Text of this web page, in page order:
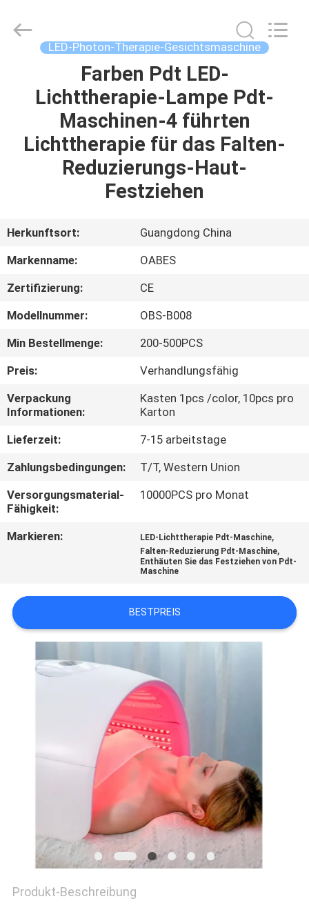
PRODUKTE
FABRIK-
AUSFLUG
QUALITÄTSKONTROLLE
TRETEN
SIE
MIT
UNS
IN
VERBINDUNG
FORDERN
SITEMAP
PRIVACY
POLICY
LED-Photon-Therapie-Gesichtsmaschine
Farben Pdt LED-
Lichttherapie-Lampe Pdt-
Maschinen-4 führten
Lichttherapie für das Falten-
Reduzierungs-Haut-
Festziehen
Herkunftsort:
Guangdong China
Markenname:
OABES
Zertifizierung:
CE
Modellnummer:
OBS-B008
Min Bestellmenge:
200-500PCS
Preis:
Verhandlungsfähig
Verpackung
Informationen:
Kasten 1pcs /color, 10pcs pro
Karton
Lieferzeit:
7-15 arbeitstage
Zahlungsbedingungen:
T/T, Western Union
Versorgungsmaterial-
Fähigkeit:
10000PCS pro Monat
Markieren: LED-Lichttherapie Pdt-Maschine,
Falten-Reduzierung Pdt-Maschine,
Enthäuten Sie das Festziehen von Pdt-
Maschine
BESTPREIS
Produkt-Beschreibung